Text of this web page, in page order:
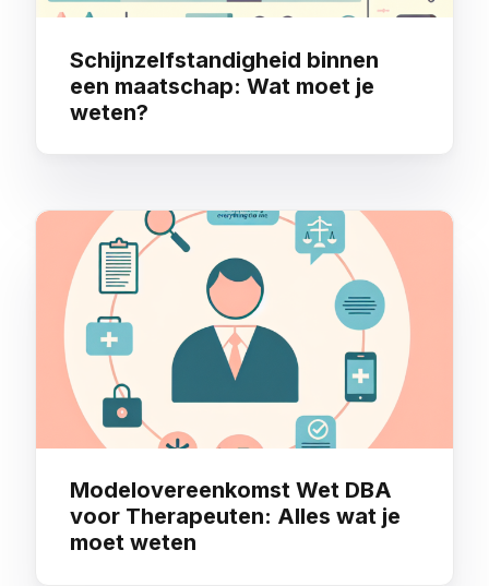
Schijnzelfstandigheid binnen
een maatschap: Wat moet je
weten?
Modelovereenkomst Wet DBA
voor Therapeuten: Alles wat je
moet weten